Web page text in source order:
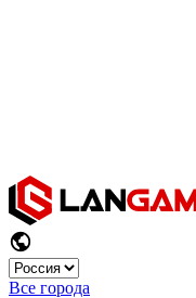
Все города